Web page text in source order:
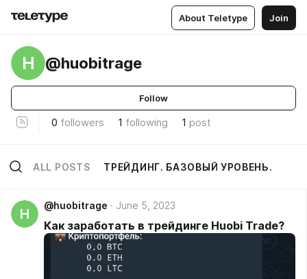
About Teletype Join
H @huobitrage
Follow
0 followers 1 following 1 post
ALL POSTS ТРЕЙДИНГ. БАЗОВЫЙ УРОВЕНЬ.
H
@huobitrage June 5, 2023
Как заработать в трейдинге Huobi Trade?